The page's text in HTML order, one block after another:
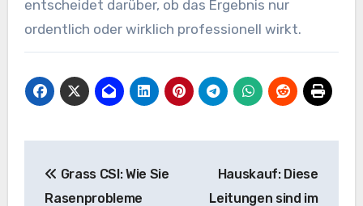
entscheidet darüber, ob das Ergebnis nur
ordentlich oder wirklich professionell wirkt.
Grass CSI: Wie Sie
Rasenprobleme
Hauskauf: Diese
Leitungen sind im